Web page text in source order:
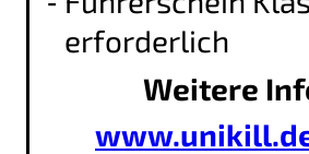
erforderlich
Weitere